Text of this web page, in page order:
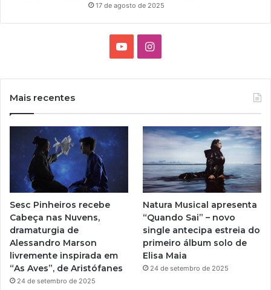
17 de agosto de 2025
e
I
g
r
a
m
Mais recentes
Sesc Pinheiros recebe
Cabeça nas Nuvens,
dramaturgia de
Alessandro Marson
livremente inspirada em
“As Aves”, de Aristófanes
24 de setembro de 2025
Natura Musical apresenta
“Quando Sai” – novo
single antecipa estreia do
primeiro álbum solo de
Elisa Maia
24 de setembro de 2025